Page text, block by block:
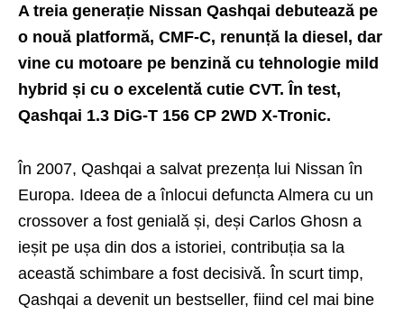
A treia generație Nissan Qashqai debutează pe
o nouă platformă, CMF-C, renunță la diesel, dar
vine cu motoare pe benzină cu tehnologie mild
hybrid și cu o excelentă cutie CVT. În test,
Qashqai 1.3 DiG-T 156 CP 2WD X-Tronic.
În 2007, Qashqai a salvat prezența lui Nissan în
Europa. Ideea de a înlocui defuncta Almera cu un
crossover a fost genială și, deși Carlos Ghosn a
ieșit pe ușa din dos a istoriei, contribuția sa la
această schimbare a fost decisivă. În scurt timp,
Qashqai a devenit un bestseller, fiind cel mai bine